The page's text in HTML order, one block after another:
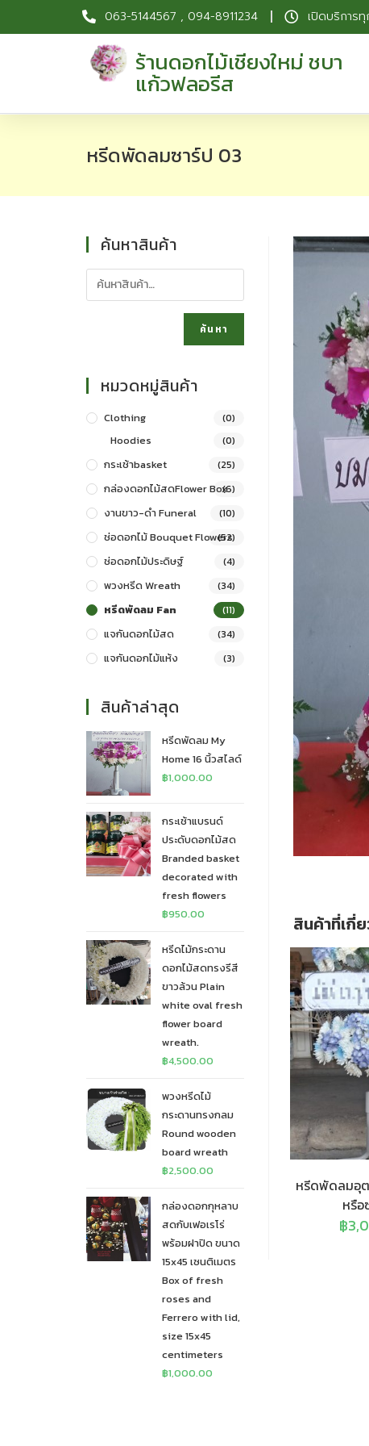
063-5144567 , 094-8911234 เปิดบริการ
ร้านดอกไม้เชียงใหม่ ชบา
แก้วฟลอรีส
หรีดพัดลมซาร์ป 03
สินค้าที่เกี่
หรีดพัดลมอุ
หรือ
฿
ค้นหาสินค้า
ค้นหา
หมวดหมู่สินค้า
Clothing (0)
Hoodies (0)
กระเช้าbasket (25)
กล่องดอกไม้สดFlower Box(6)
งานขาว-ดำ Funeral (10)
ช่อดอกไม้ Bouquet Flowers
(52)
ช่อดอกไม้ประดิษฐ์ (4)
พวงหรีด Wreath (34)
หรีดพัดลม Fan (11)
แจกันดอกไม้สด (34)
แจกันดอกไม้แห้ง (3)
สินค้าล่าสุด
หรีดพัดลม My
Home 16 นิ้วสไลด์
฿1,000.00
กระเช้าแบรนด์
ประดับดอกไม้สด
Branded basket
decorated with
fresh flowers
฿950.00
หรีดไม้กระดาน
ดอกไม้สดทรงรีสี
ขาวล้วน Plain
white oval fresh
flower board
wreath.
฿4,500.00
พวงหรีดไม้
กระดานทรงกลม
Round wooden
board wreath
฿2,500.00
กล่องดอกกุหลาบ
สดกับเฟอเรโร่
พร้อมฝาปิด ขนาด
15x45 เซนติเมตร
Box of fresh
roses and
Ferrero with lid,
size 15x45
centimeters
฿1,000.00